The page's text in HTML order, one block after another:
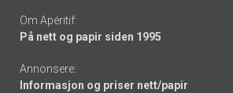
Om Apéritif:
På nett og papir siden 1995
Annonsere:
Informasjon og priser nett/papir